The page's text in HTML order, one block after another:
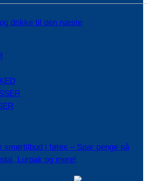
drikke til den næste
smørtilbud i føtex – Spar penge på
Lurpak og mere!